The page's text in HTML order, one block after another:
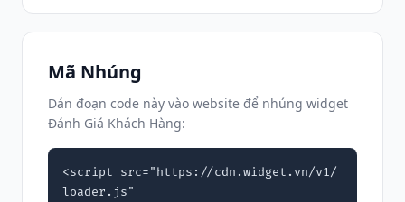
Mã Nhúng
Dán đoạn code này vào website để nhúng widget
Đánh Giá Khách Hàng:
<script src="https://cdn.widget.vn/v1/
loader.js"